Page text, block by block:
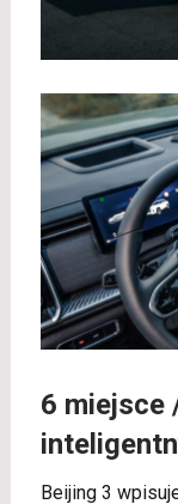
6 miejsce
Beijing 3